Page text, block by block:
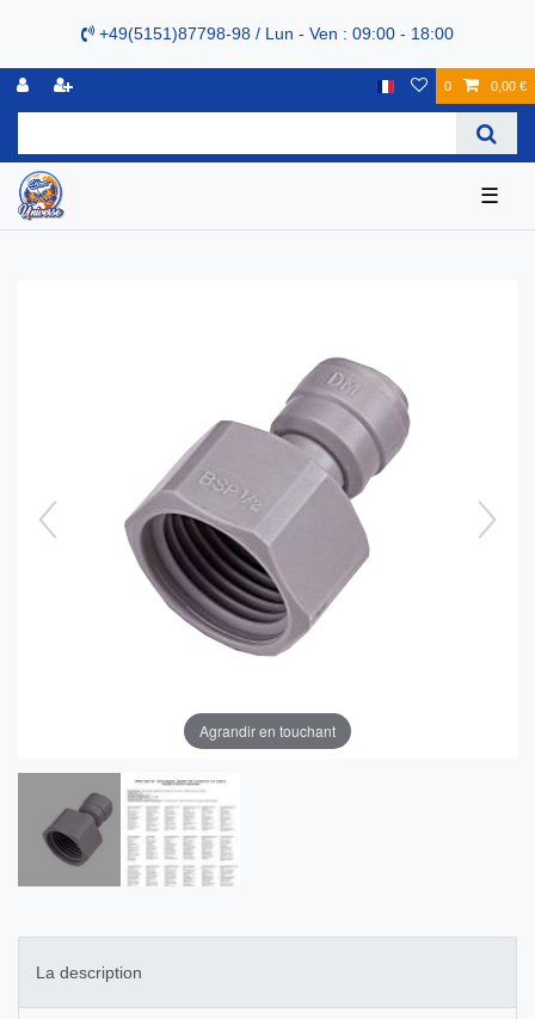
+49(5151)87798-98 / Lun - Ven : 09:00 - 18:00
0 0,00 €
☰
Agrandir en touchant
La description